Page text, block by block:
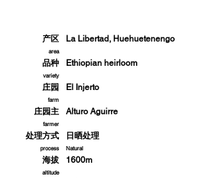
产区
area
品种
variety
庄园
farm
庄园主
farmer
处理方式
process
海拔
altitude
La Libertad, Huehuetenengo
Ethiopian heirloom
El Injerto
Alturo Aguirre
日晒处理
Natural
1600m